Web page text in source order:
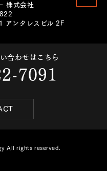
株式会社
アンタレスビル 2F
合わせはこちら
7091
All rights reserved.